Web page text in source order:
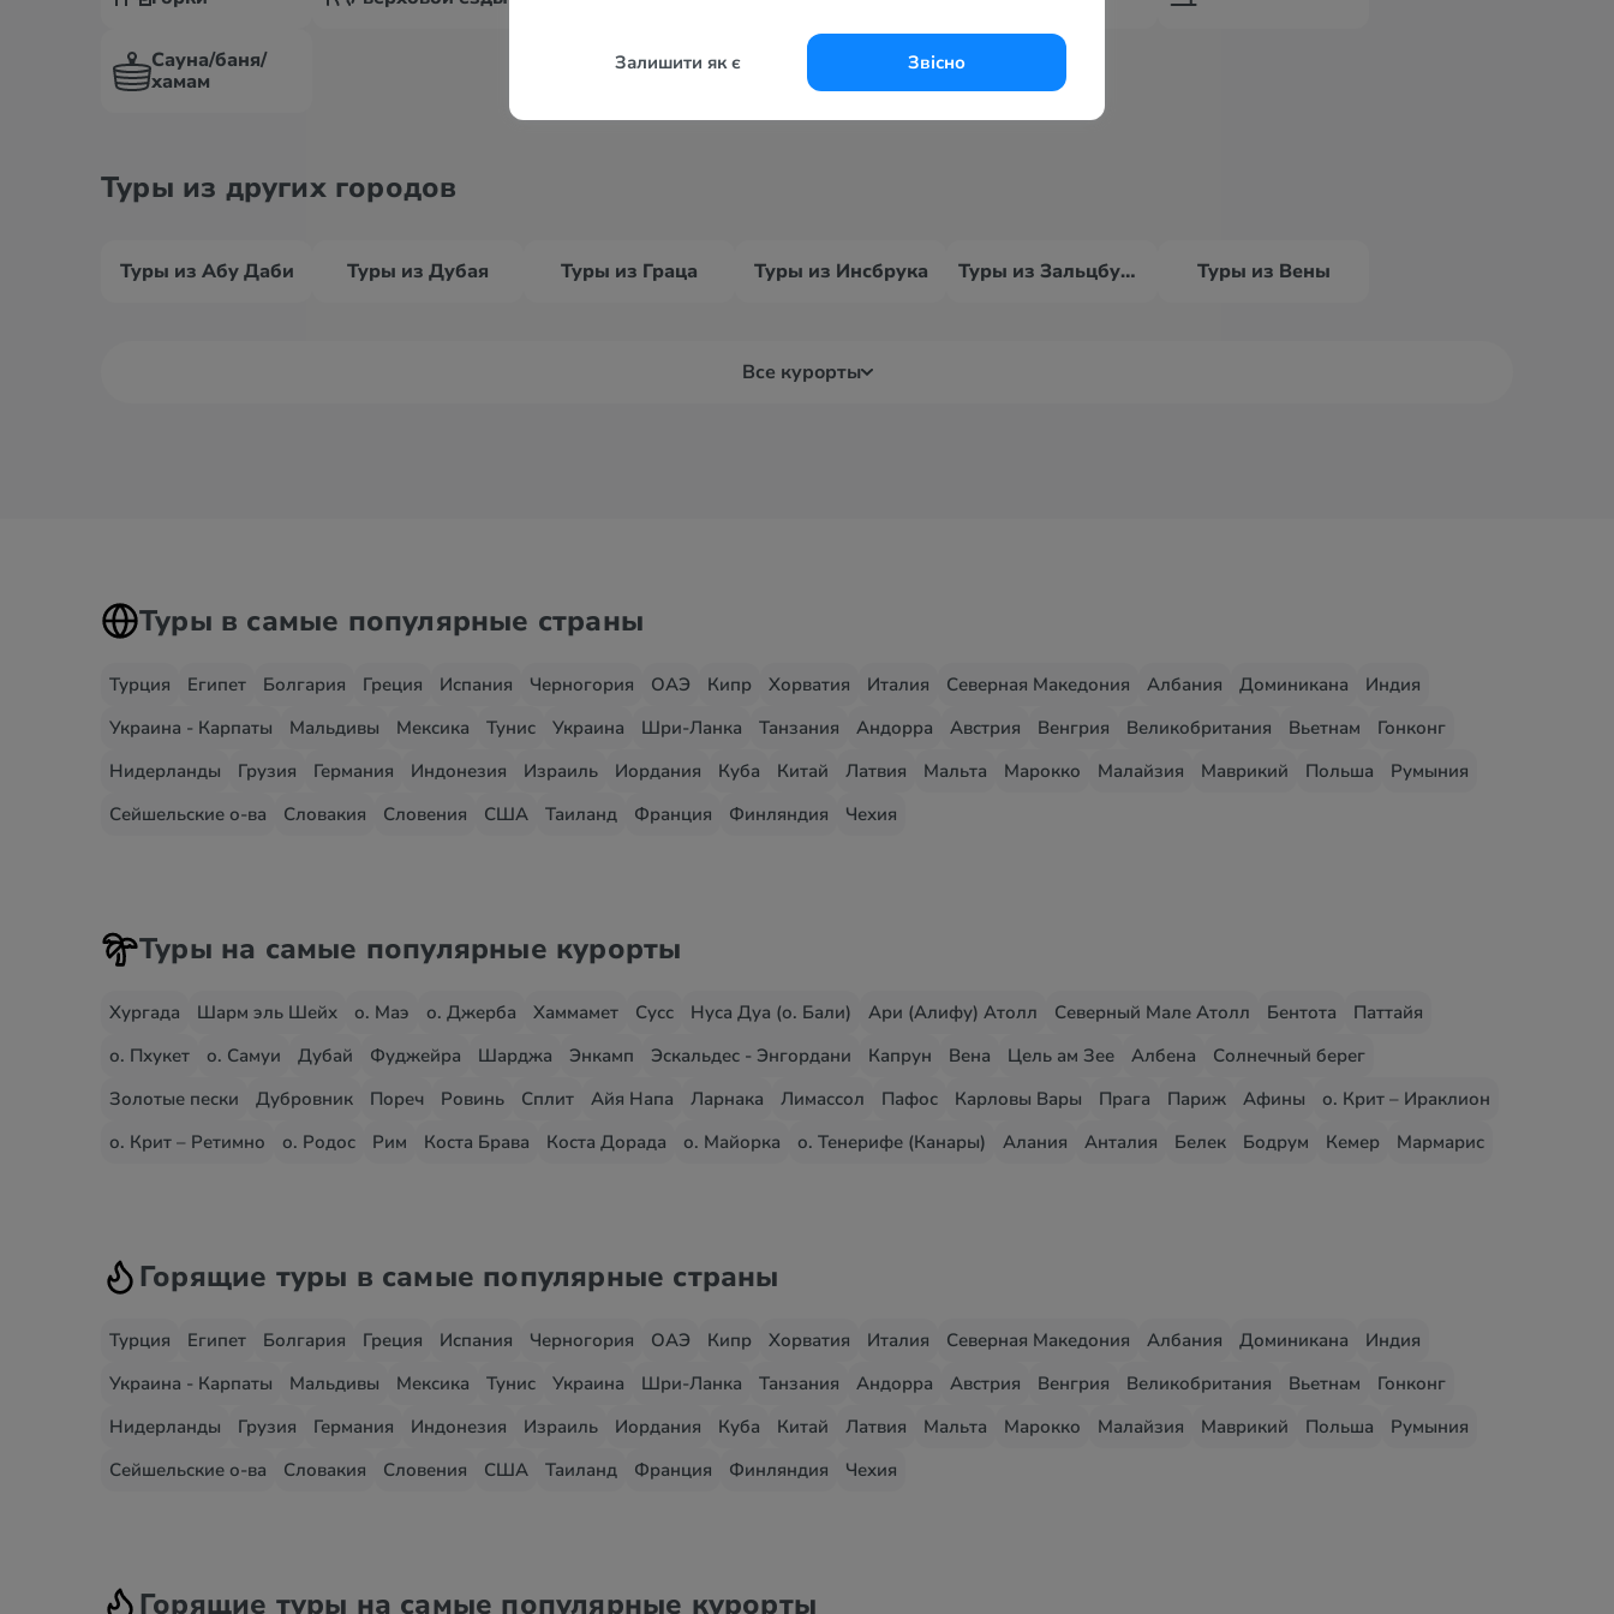
Залишити як є Звісно
Сауна/баня/
хамам
Туры из других городов
Туры из Абу Даби Туры из Дубая Туры из Граца Туры из Инсбрука Туры из Зальцбурга Туры из Вены
Все курорты
Туры в самые популярные страны
Турция Египет Болгария Греция Испания Черногория ОАЭ Кипр Хорватия Италия Северная Македония Албания Доминикана
Индия
Украина - Карпаты
Мальдивы Мексика Тунис Украина Шри-Ланка Танзания Андорра Австрия Венгрия Великобритания Вьетнам
Гонконг
Нидерланды
Грузия Германия Индонезия Израиль Иордания Куба Китай Латвия Мальта Марокко Малайзия Маврикий Польша
Румыния
Сейшельские о-ва
Словакия Словения США Таиланд Франция Финляндия Чехия
Туры на самые популярные курорты
Хургада Шарм эль Шейх о. Маэ о. Джерба Хаммамет Сусс Нуса Дуа (о. Бали) Ари (Алифу) Атолл Северный Мале Атолл Бентота
Паттайя
о. Пхукет
о. Самуи Дубай Фуджейра Шарджа Энкамп Эскальдес - Энгордани Капрун Вена Цель ам Зее Албена
Солнечный берег
Золотые пески
Дубровник Пореч Ровинь Сплит Айя Напа Ларнака Лимассол Пафос Карловы Вары Прага Париж Афины
о. Крит – Ираклион
о. Крит – Ретимно
о. Родос Рим Коста Брава Коста Дорада о. Майорка о. Тенерифе (Канары) Алания Анталия Белек Бодрум Кемер Мармарис
Горящие туры в самые популярные страны
Турция Египет Болгария Греция Испания Черногория ОАЭ Кипр Хорватия Италия Северная Македония Албания Доминикана
Индия
Украина - Карпаты
Мальдивы Мексика Тунис Украина Шри-Ланка Танзания Андорра Австрия Венгрия Великобритания Вьетнам
Гонконг
Нидерланды
Грузия Германия Индонезия Израиль Иордания Куба Китай Латвия Мальта Марокко Малайзия Маврикий Польша
Румыния
Сейшельские о-ва
Словакия Словения США Таиланд Франция Финляндия Чехия
Горящие туры на самые популярные курорты